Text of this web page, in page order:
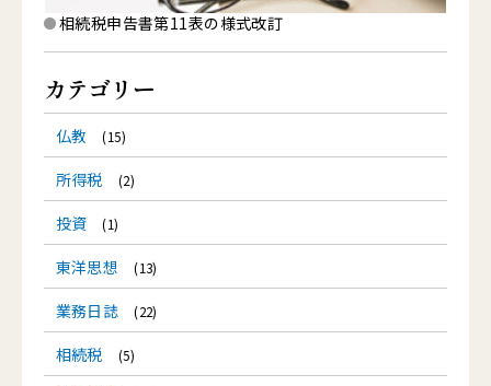
相続税申告書第11表の様式改訂
カテゴリー
仏教 (15)
所得税 (2)
投資 (1)
東洋思想 (13)
業務日誌 (22)
相続税 (5)